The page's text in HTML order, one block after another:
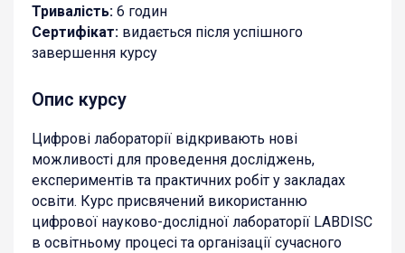
Тривалість: 6 годин
Сертифікат: видається після успішного
завершення курсу
Опис курсу
Цифрові лабораторії відкривають нові
можливості для проведення досліджень,
експериментів та практичних робіт у закладах
освіти. Курс присвячений використанню
цифрової науково-дослідної лабораторії LABDISC
в освітньому процесі та організації сучасного